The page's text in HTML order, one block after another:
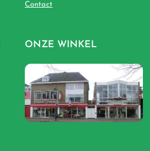
Contact
ONZE WINKEL